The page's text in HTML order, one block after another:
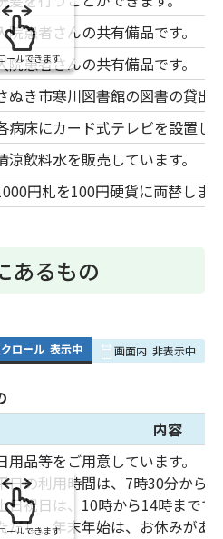
院患者さんの共有備品です。（
院患者さんの共有備品です。（
ぬき市寒川図書館の図書の貸出
病床にカード式テレビを設置し
涼飲料水を販売しています。
円札を100円硬貨に両替しま
ールできます
あるもの
ロール 表示中 画面内 非表示中
内容
用品等をご用意しています。
日の利用時間は、7時30分から
日祝日は、10時から14時までで
だし、年末年始は、お休みがあ
ールできます